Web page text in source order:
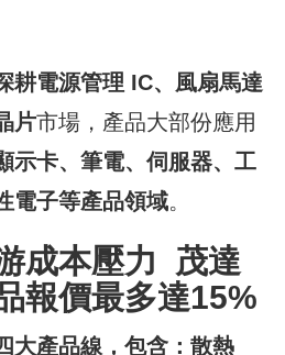
耕電源管理 IC、風扇馬達
片市場，產品大部份應用
示卡、筆電、伺服器、工
電子等產品領域。
成本壓力
茂達
報價最多達15%
大產品線，包含：散熱